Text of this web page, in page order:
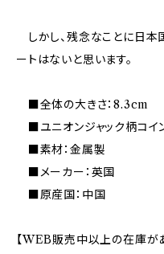
しかし、残念なことに日本
ートはないと思います。
■全体の大きさ：8.3cm
■ユニオンジャック柄コイ
■素材：金属製
■メーカー：英国
■原産国：中国
【WEB販売中以上の在庫が